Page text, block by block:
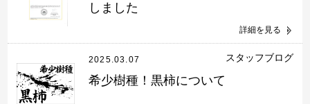
しました
詳細を見る
2025.03.07 スタッフブログ
希少樹種！黒柿について